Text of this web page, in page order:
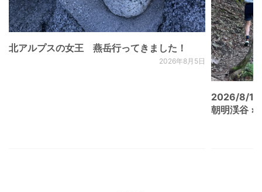
北アルプスの女王 燕岳行ってきました！
2026年8月5日
2026/8/
朝明渓谷 ×